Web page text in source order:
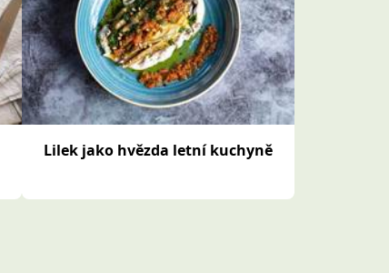
Lilek jako hvězda letní kuchyně